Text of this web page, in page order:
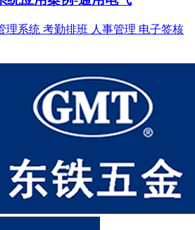
理系统 考勤排班 人事管理 电子签核